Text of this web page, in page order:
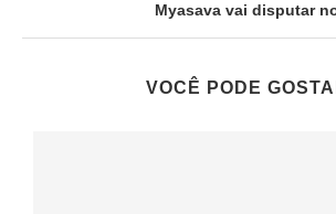
Myasava vai disputar
VOCÊ PODE